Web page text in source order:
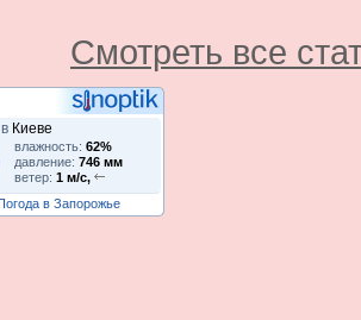
Смотреть все
Киеве
влажность: 62%
давление: 746 мм
ветер: 1 м/с,
в Запорожье